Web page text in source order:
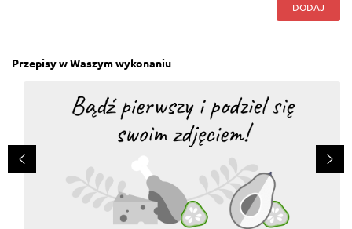
DODAJ
Przepisy w Waszym wykonaniu